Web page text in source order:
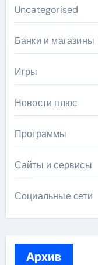
Uncategorised
Банки и магазины
Игры
Новости плюс
Программы
Сайты и сервисы
Социальные сети
Архив